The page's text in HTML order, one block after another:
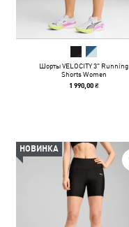
Шорты VELOCITY 3" Running
Shorts Women
1 990,00 ₴
НОВИНКА